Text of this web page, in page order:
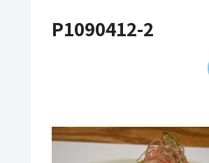
P1090412-2